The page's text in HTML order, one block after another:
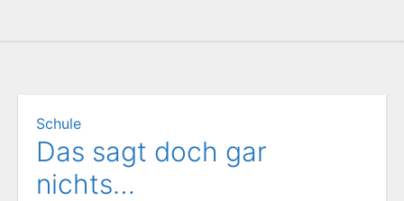
Schule
Das sagt doch gar
nichts…